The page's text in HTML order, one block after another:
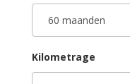
Kilometrage